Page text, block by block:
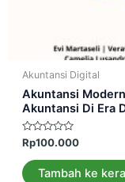
Akuntansi Digital
Akuntansi
Akuntansi Di Era
Dinilai
0
dari
5
Rp100.000
Tambah ke